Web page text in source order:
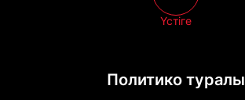
Политико туралы
Үстіге